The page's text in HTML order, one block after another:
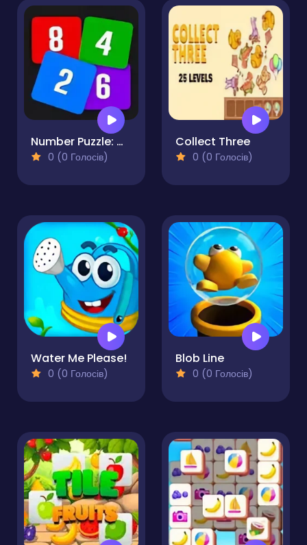
Number Puzzle: Connect the Numbers
0 (0 Голосів)
Collect Three
0 (0 Голосів)
Water Me Please!
0 (0 Голосів)
Blob Line
0 (0 Голосів)